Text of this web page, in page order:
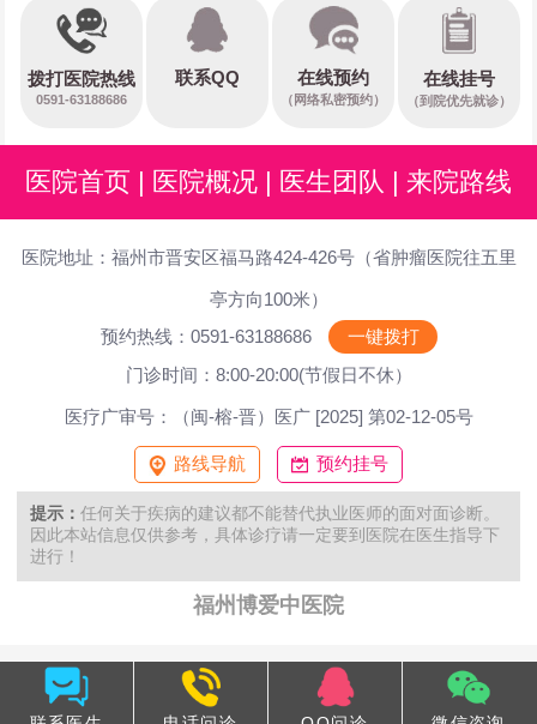
拨打医院热线
0591-63188686
联系QQ 在线预约
（网络私密预约）
在线挂号
（到院优先就诊）
医院首页 医院概况 医生团队 来院路线
医院地址：福州市晋安区福马路424-426号（省肿瘤医院往五里
亭方向100米）
预约热线：0591-63188686
一键拨打
门诊时间：8:00-20:00(节假日不休）
医疗广审号：（闽-榕-晋）医广 [2025] 第02-12-05号
路线导航 预约挂号
提示： 任何关于疾病的建议都不能替代执业医师的面对面诊断。
因此本站信息仅供参考，具体诊疗请一定要到医院在医生指导下
进行！
福州博爱中医院